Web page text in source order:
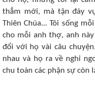
thẳm mới, mà tận đáy
Thiên Chúa... Tôi sống
cho mỗi anh thợ, anh
đổi với họ vài câu
nhau và họ ra về nghỉ
chu toàn các phận sự còn